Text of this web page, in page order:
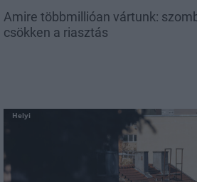
Amire többmillióan vártunk:
csökken a riasztás
Helyi